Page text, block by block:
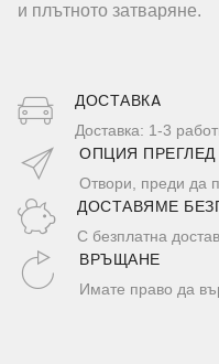
и плътното затваряне.
ДОСТАВКA
Доставка: 1-3
ОПЦИЯ ПРЕГЛЕД
Отвори, преди да
ДОСТАВЯМЕ
С безплатна
ВРЪЩАНЕ
Имате право да